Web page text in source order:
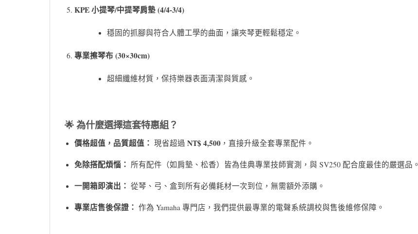
KPE 小提琴/中提琴肩墊 (4/4-3/4)
穩固的抓腳與符合人體工學的曲面，讓夾琴更輕鬆穩定。
專業擦琴布 (30×30cm)
超細纖維材質，保持樂器表面清潔與質感。
🌟 為什麼選擇這套特惠組？
價格超值，品質超值： 現省超過NT$ 4,500 ，直接升級全套專業配件。
免除搭配煩惱： 所有配件（如肩墊、松香）皆為佳典專業技師實測，與 SV250 配合度最佳的嚴選品。
一開箱即演出： 從琴、弓、盒到所有必備耗材一次到位，無需額外添購。
專業店售後保證： 作為 Yamaha 專門店，我們提供最專業的電聲系統調校與售後維修保障。